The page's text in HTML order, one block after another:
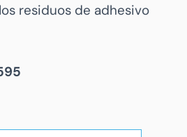
residuos de adhesivo